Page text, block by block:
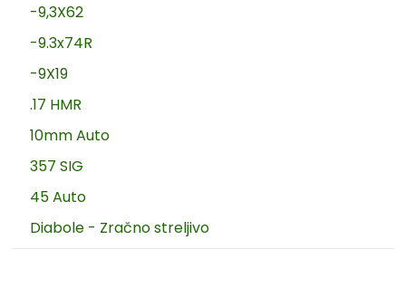
-9,3X62
-9.3x74R
-9X19
.17 HMR
10mm Auto
357 SIG
45 Auto
Diabole - Zračno streljivo